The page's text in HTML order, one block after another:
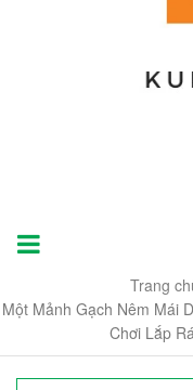
Trang
Một Mảnh Gạch Nêm Mái
Chơi Lắp